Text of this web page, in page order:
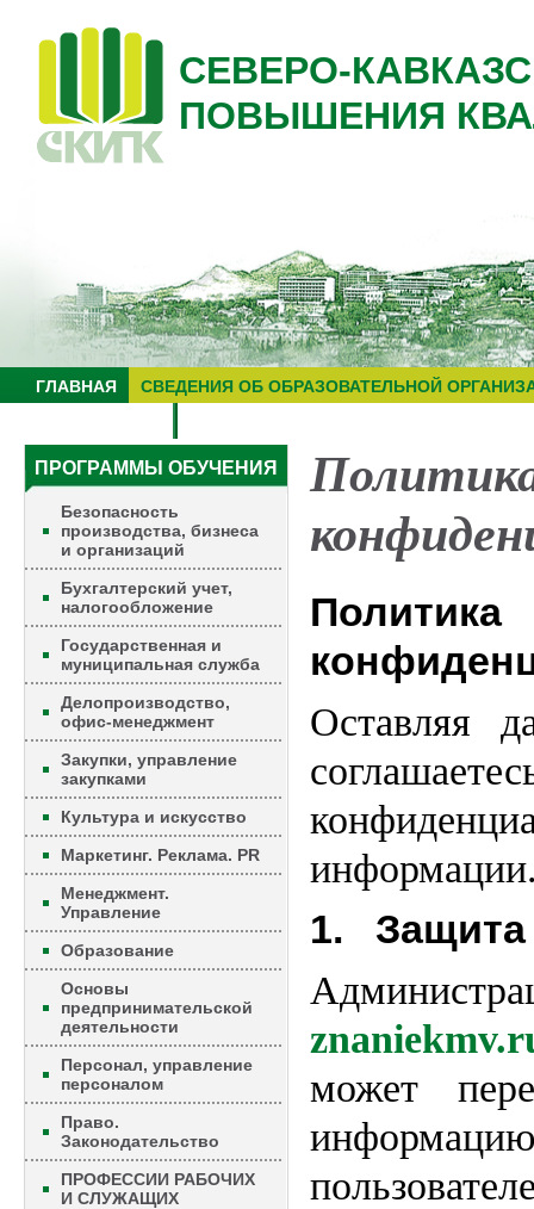
СЕВЕРО-
ПОВЫШЕНИЯ
ГЛАВНАЯ
СВЕДЕНИЯ ОБ ОБРАЗОВАТЕЛЬНОЙ
ПРОГРАММЫ ОБУЧЕНИЯ
Безопасность
производства, бизнеса
и организаций
Бухгалтерский учет,
налогообложение
Государственная и
муниципальная служба
Делопроизводство,
офис-менеджмент
Закупки, управление
закупками
Культура и искусство
Маркетинг. Реклама. PR
Менеджмент.
Управление
Образование
Основы
предпринимательской
деятельности
Персонал, управление
персоналом
Право.
Законодательство
ПРОФЕССИИ РАБОЧИХ
И СЛУЖАЩИХ
Политика
Оставляя
1.
может